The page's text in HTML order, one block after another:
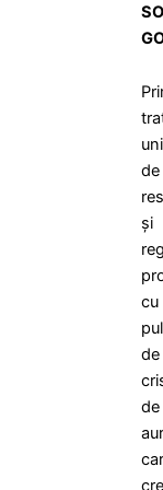
de
și
cu
de
de
aur